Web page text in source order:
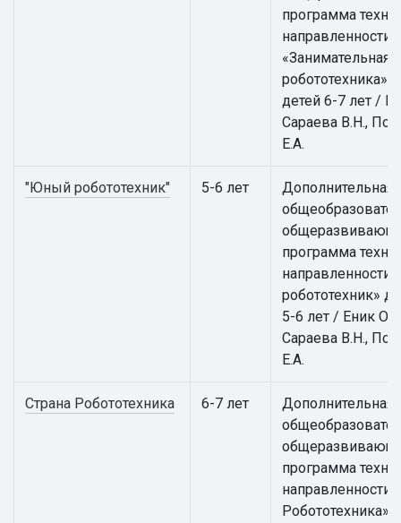
программа
направленности
«Занимательная
робототехника»
детей 6-7 лет /
Сараева В.Н.,
Е.А.
"Юный робототехник" 5-6 лет
Дополнительная
программа
робототехник»
5-6 лет / Еник
Сараева В.Н.,
Е.А.
Страна Робототехника 6-7 лет
Дополнительная
программа
направленности
Робототехника»